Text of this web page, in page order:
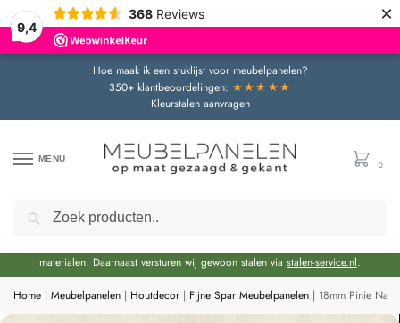
9,4
368 Reviews ×
Hoe maak ik een stuklijst voor meubelpanelen?
350+ klantbeoordelingen: ★★★★★
Kleurstalen aanvragen
MENU
0
Door de bouwvakperiode geldt momenteel een extra levertijd van circa 3 weken
materialen. Daarnaast versturen wij gewoon stalen via stalen-service.nl.
Home | Meubelpanelen | Houtdecor | Fijne Spar Meubelpanelen | 18mm Pinie